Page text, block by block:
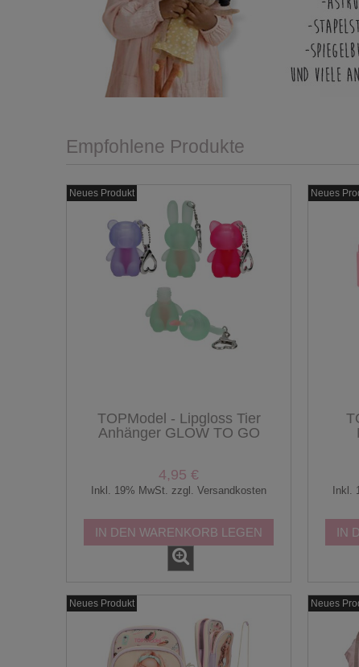
Empfohlene Produkte
TOPModel - Lipgloss Tier
Anhänger GLOW TO GO
4,95 €
Inkl. 19% MwSt. zzgl. Versandkosten
IN DEN WARENKORB LEGEN
Neues Produkt
Inkl.
IN
Neues
Neues Produkt Neues